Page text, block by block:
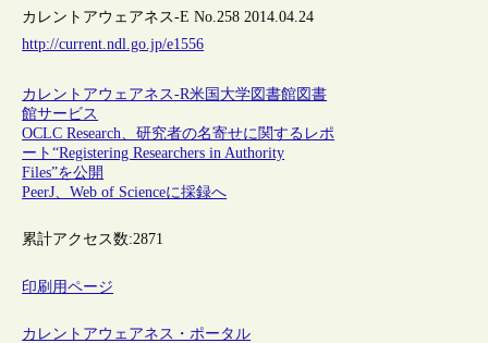
カレントアウェアネス-E No.258 2014.04.24
http://current.ndl.go.jp/e1556
カレントアウェアネス-R米国 大学図書館図書
館サービス
OCLC Research、研究者の名寄せに関するレポ
ート“Registering Researchers in Authority
Files”を公開
PeerJ、Web of Scienceに採録へ
累計アクセス数:2871
印刷用ページ
カレントアウェアネス・ポータル